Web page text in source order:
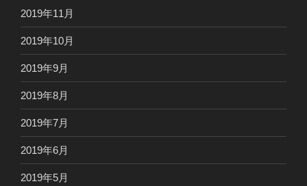
2019年11月
2019年10月
2019年9月
2019年8月
2019年7月
2019年6月
2019年5月